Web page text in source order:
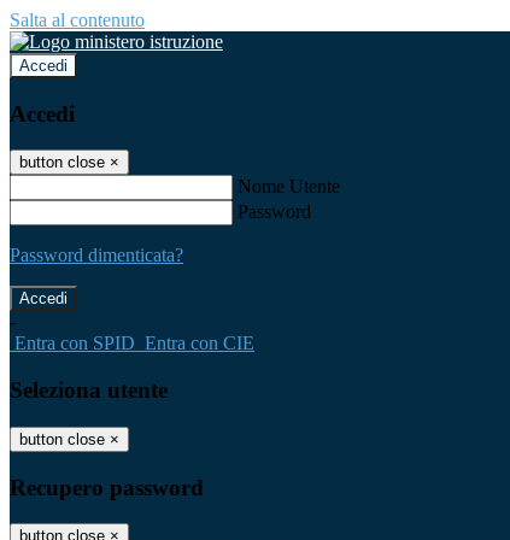
Salta al contenuto
Accedi
Accedi
button close ×
Nome Utente
Password
Password dimenticata?
-
Entra con SPID Entra con CIE
Seleziona utente
button close ×
Recupero password
button close ×